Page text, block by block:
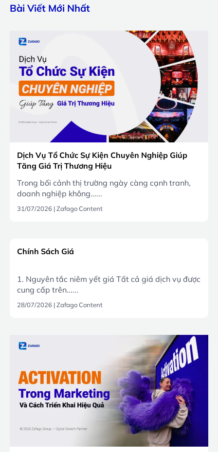
Bài Viết Mới Nhất
Dịch Vụ Tổ Chức Sự Kiện Chuyên Nghiệp Giúp
Tăng Giá Trị Thương Hiệu
Trong bối cảnh thị trường ngày càng cạnh tranh,
doanh nghiệp không......
31/07/2026 |Zafago Content
Chính Sách Giá
1. Nguyên tắc niêm yết giá Tất cả giá dịch vụ được
cung cấp trên......
28/07/2026 |Zafago Content